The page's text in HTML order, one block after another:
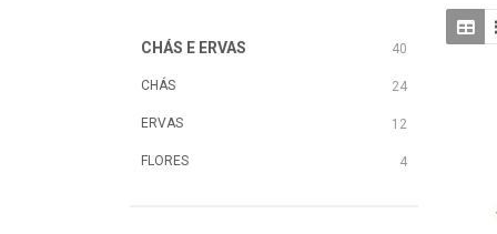
CHÁS E ERVAS 40
CHÁS 24
ERVAS 12
FLORES 4